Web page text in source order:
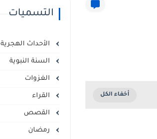
التسميات
الأحداث الهجرية
السنة النبوية
الغزوات
القراء
القصص
رمضان